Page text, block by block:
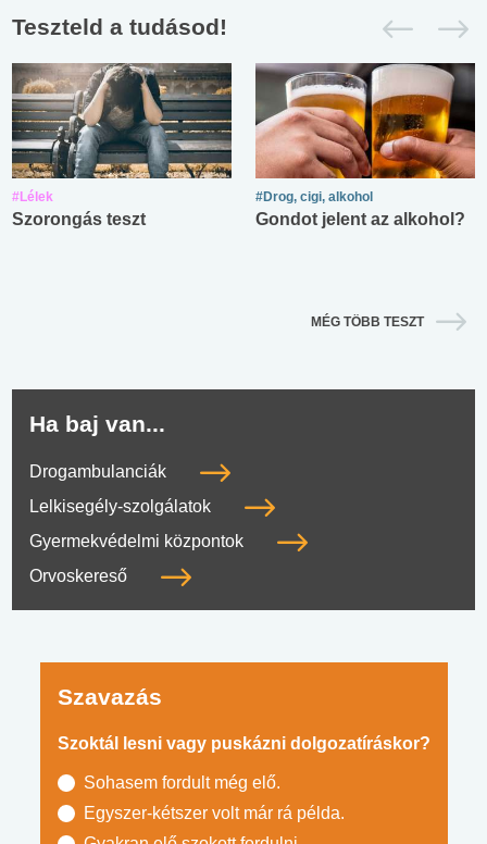
Teszteld a tudásod!
#Lélek
Szorongás teszt
#Drog, cigi, alkohol
Gondot jelent az alkohol?
MÉG TÖBB TESZT
Ha baj van...
Drogambulanciák
Lelkisegély-szolgálatok
Gyermekvédelmi központok
Orvoskereső
Szavazás
Szoktál lesni vagy puskázni dolgozatíráskor?
Sohasem fordult még elő.
Egyszer-kétszer volt már rá példa.